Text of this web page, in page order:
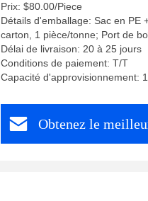
Prix: $80.00/Piece
Détails d'emballage: Sac en PE
carton, 1 pièce/tonne; Port de
Délai de livraison: 20 à 25 jours
Conditions de paiement: T/T
Capacité d'approvisionnement:
Obtenez le